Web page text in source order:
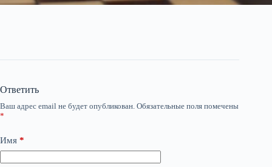
Ответить
Ваш адрес email не будет опубликован. Обязательные поля помечены
*
Имя *